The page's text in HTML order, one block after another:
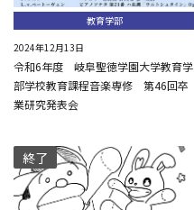
教育学部
2024年12月13日
令和6年度 岐阜聖徳学園大学教育学
部学校教育課程音楽専修 第46回卒
業研究発表会
終了